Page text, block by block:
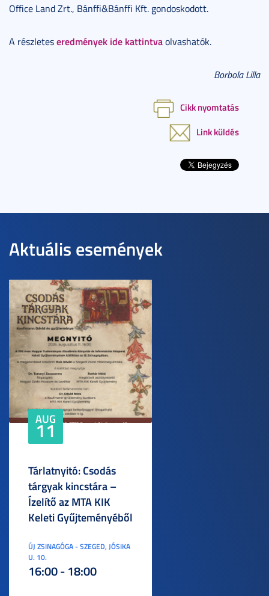
Office Land Zrt., Bánffi&Bánffi Kft. gondoskodott.
A részleteseredmények ide kattintvaolvashatók.
Borbola Lilla
Cikk nyomtatás
Link küldés
Aktuális események
AUG
11
Tárlatnyitó: Csodás
tárgyak kincstára –
Ízelítő az MTA KIK
Keleti Gyűjteményéből
ÚJ ZSINAGÓGA - SZEGED, JÓSIKA
U. 10.
16:00 - 18:00